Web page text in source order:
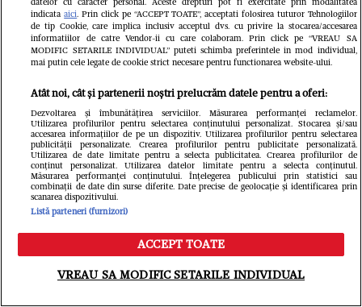
Libertatea.ro
Povestea tânărului cu deficiență de
auz care reprezintă România la
concursuri mondiale de frumusețe:
„Limitele există doar atunci când
Meniu Caută
indicataaici. Prin click pe “ACCEPT TOATE”, acceptati folosirea tuturor Tehnologiilor
de tip Cookie, care implica inclusiv acceptul dvs. cu privire la stocarea/accesarea
informatiilor de catre Vendor-ii cu care colaboram. Prin click pe “VREAU SA
MODIFIC SETARILE INDIVIDUAL” puteti schimba preferintele in mod individual,
mai putin cele legate de cookie strict necesare pentru functionarea website-ului.
Atât noi, cât și partenerii noștri prelucrăm datele pentru a oferi:
Dezvoltarea și îmbunătățirea serviciilor. Măsurarea performanței reclamelor.
Utilizarea profilurilor pentru selectarea conținutului personalizat. Stocarea și/sau
accesarea informațiilor de pe un dispozitiv. Utilizarea profilurilor pentru selectarea
publicității personalizate. Crearea profilurilor pentru publicitate personalizată.
Utilizarea de date limitate pentru a selecta publicitatea. Crearea profilurilor de
conținut personalizat. Utilizarea datelor limitate pentru a selecta conținutul.
Măsurarea performanței conținutului. Înțelegerea publicului prin statistici sau
combinații de date din surse diferite. Date precise de geolocație și identificarea prin
scanarea dispozitivului.
Listă parteneri (furnizori)
ACCEPT TOATE
VREAU SA MODIFIC SETARILE INDIVIDUAL